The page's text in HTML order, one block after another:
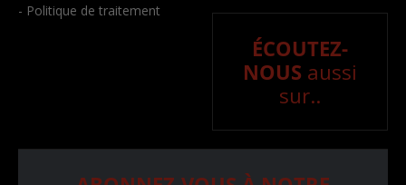
- Politique de traitement
ÉCOUTEZ-
NOUS aussi
sur..